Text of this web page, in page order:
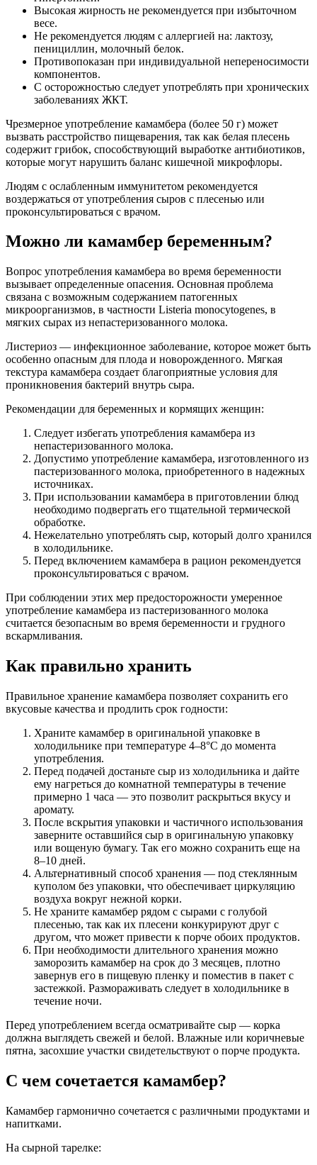
Высокая жирность не рекомендуется при избыточном
весе.
Не рекомендуется людям с аллергией на: лактозу,
пенициллин, молочный белок.
Противопоказан при индивидуальной непереносимости
компонентов.
С осторожностью следует употреблять при хронических
заболеваниях ЖКТ.
Чрезмерное употребление камамбера (более 50 г) может
вызвать расстройство пищеварения, так как белая плесень
содержит грибок, способствующий выработке антибиотиков,
которые могут нарушить баланс кишечной микрофлоры.
Людям с ослабленным иммунитетом рекомендуется
воздержаться от употребления сыров с плесенью или
проконсультироваться с врачом.
Можно ли камамбер беременным?
Вопрос употребления камамбера во время беременности
вызывает определенные опасения. Основная проблема
связана с возможным содержанием патогенных
микроорганизмов, в частности Listeria monocytogenes, в
мягких сырах из непастеризованного молока.
Листериоз — инфекционное заболевание, которое может быть
особенно опасным для плода и новорожденного. Мягкая
текстура камамбера создает благоприятные условия для
проникновения бактерий внутрь сыра.
Рекомендации для беременных и кормящих женщин:
Следует избегать употребления камамбера из
непастеризованного молока.
Допустимо употребление камамбера, изготовленного из
пастеризованного молока, приобретенного в надежных
источниках.
При использовании камамбера в приготовлении блюд
необходимо подвергать его тщательной термической
обработке.
Нежелательно употреблять сыр, который долго хранился
в холодильнике.
Перед включением камамбера в рацион рекомендуется
проконсультироваться с врачом.
При соблюдении этих мер предосторожности умеренное
употребление камамбера из пастеризованного молока
считается безопасным во время беременности и грудного
вскармливания.
Как правильно хранить
Правильное хранение камамбера позволяет сохранить его
вкусовые качества и продлить срок годности:
Храните камамбер в оригинальной упаковке в
холодильнике при температуре 4–8°C до момента
употребления.
Перед подачей достаньте сыр из холодильника и дайте
ему нагреться до комнатной температуры в течение
примерно 1 часа — это позволит раскрыться вкусу и
аромату.
После вскрытия упаковки и частичного использования
заверните оставшийся сыр в оригинальную упаковку
или вощеную бумагу. Так его можно сохранить еще на
8–10 дней.
Альтернативный способ хранения — под стеклянным
куполом без упаковки, что обеспечивает циркуляцию
воздуха вокруг нежной корки.
Не храните камамбер рядом с сырами с голубой
плесенью, так как их плесени конкурируют друг с
другом, что может привести к порче обоих продуктов.
При необходимости длительного хранения можно
заморозить камамбер на срок до 3 месяцев, плотно
завернув его в пищевую пленку и поместив в пакет с
застежкой. Размораживать следует в холодильнике в
течение ночи.
Перед употреблением всегда осматривайте сыр — корка
должна выглядеть свежей и белой. Влажные или коричневые
пятна, засохшие участки свидетельствуют о порче продукта.
С чем сочетается камамбер?
Камамбер гармонично сочетается с различными продуктами и
напитками.
На сырной тарелке: